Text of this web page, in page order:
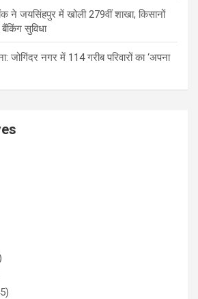
ने जयसिंहपुर में खोली 279वीं शाखा, किसानों
सुविधा
जोगिंदर नगर में 114 गरीब परिवारों का ‘अपना